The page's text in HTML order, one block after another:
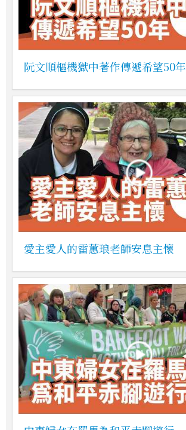
阮文順樞機獄中著作傳遞希望50年
愛主愛人的雷蕙琅老師安息主懷